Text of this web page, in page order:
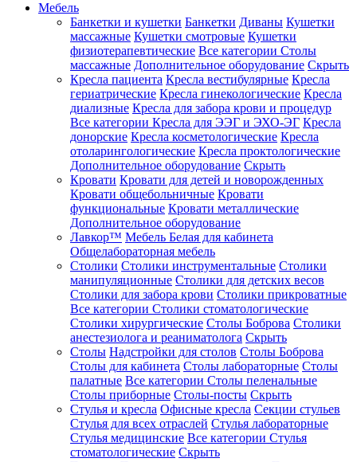
Мебель
Банкетки и кушетки Банкетки Диваны Кушетки
массажные Кушетки смотровые Кушетки
физиотерапевтические Все категории Столы
массажные Дополнительное оборудование Скрыть
Кресла пациента Кресла вестибулярные Кресла
гериатрические Кресла гинекологические Кресла
диализные Кресла для забора крови и процедур
Все категории Кресла для ЭЭГ и ЭХО-ЭГ Кресла
донорские Кресла косметологические Кресла
отоларингологические Кресла проктологические
Дополнительное оборудование Скрыть
Кровати Кровати для детей и новорожденных
Кровати общебольничные Кровати
функциональные Кровати металлические
Дополнительное оборудование
Лавкор™ Мебель Белая для кабинета
Общелабораторная мебель
Столики Столики инструментальные Столики
манипуляционные Столики для детских весов
Столики для забора крови Столики прикроватные
Все категории Столики стоматологические
Столики хирургические Столы Боброва Столики
анестезиолога и реаниматолога Скрыть
Столы Надстройки для столов Столы Боброва
Столы для кабинета Столы лабораторные Столы
палатные Все категории Столы пеленальные
Столы приборные Столы-посты Скрыть
Стулья и кресла Офисные кресла Секции стульев
Стулья для всех отраслей Стулья лабораторные
Стулья медицинские Все категории Стулья
стоматологические Скрыть